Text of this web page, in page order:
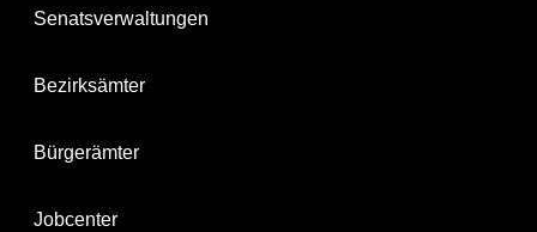
Senatsverwaltungen
Bezirksämter
Bürgerämter
Jobcenter